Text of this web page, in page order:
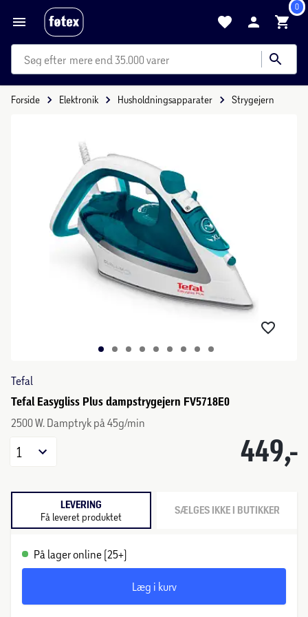
0
mere end 35.000 varer
Forside Elektronik Husholdningsapparater Strygejern
Tefal
Tefal Easygliss Plus dampstrygejern FV5718E0
2500 W. Damptryk på 45g/min
449,-
1
LEVERING
Få leveret produktet SÆLGES IKKE I BUTIKKER
På lager online (25+)
Læg i kurv